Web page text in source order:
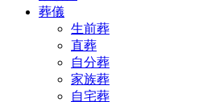
葬儀
生前葬
直葬
自分葬
家族葬
自宅葬